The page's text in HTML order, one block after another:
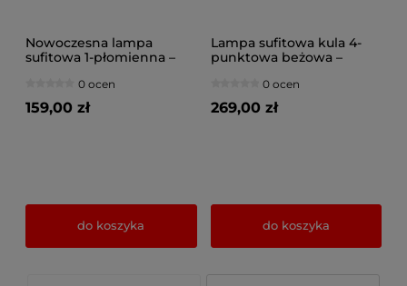
Nowoczesna lampa
sufitowa 1-płomienna –
chromowanym
wykończeniem – do
salonu, sypialni, korytarza
0 ocen
159,00 zł
do koszyka
Lampa sufitowa kula 4-
punktowa beżowa –
sypialni, salonu, kuchni –
polska produkcja
0 ocen
269,00 zł
do koszyka